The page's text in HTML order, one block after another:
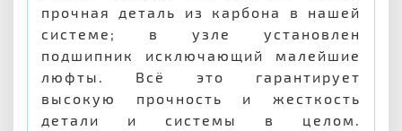
прочная деталь из карбона в нашей
системе; в узле установлен
подшипник исключающий малейшие
люфты. Всё это гарантирует
высокую прочность и жесткость
детали и системы в целом.